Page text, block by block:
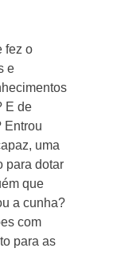
fez o
e
E de
Entrou
uma
para dotar
que
a cunha?
com
para as